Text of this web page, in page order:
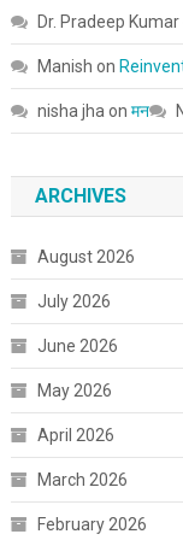
Dr. Pradeep Kumar
Manish on
nisha jha on मन
ARCHIVES
August 2026
July 2026
June 2026
May 2026
April 2026
March 2026
February 2026